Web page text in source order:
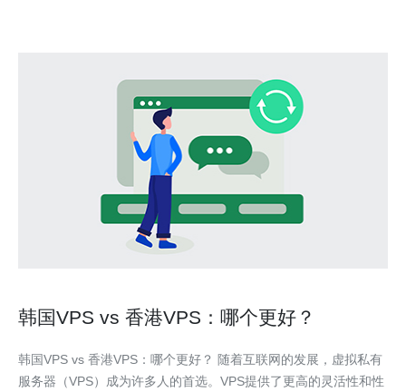
韩国VPS vs 香港VPS：哪个更好？
韩国VPS vs 香港VPS：哪个更好？ 随着互联网的发展，虚拟私有
服务器（VPS）成为许多人的首选。VPS提供了更高的灵活性和性